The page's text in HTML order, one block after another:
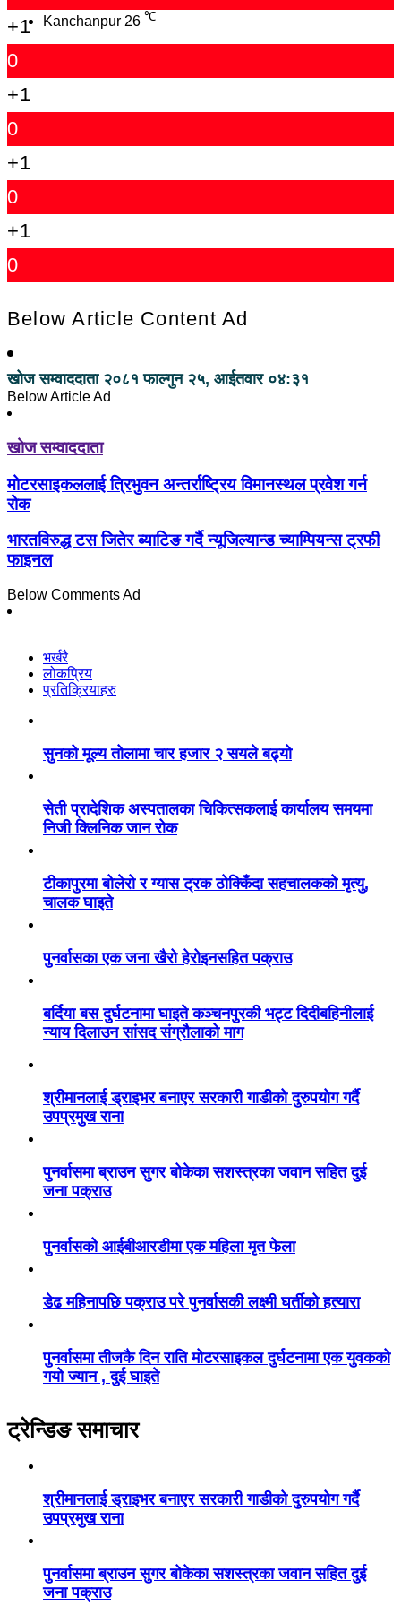
Kanchanpur 26 ℃
+1
0
+1
0
+1
0
+1
0
Below Article Content Ad
खोज सम्वाददाता २०८१ फाल्गुन २५, आईतवार ०४:३१
Below Article Ad
खोज सम्वाददाता
मोटरसाइकललाई त्रिभुवन अन्तर्राष्ट्रिय विमानस्थल प्रवेश गर्न
रोक
भारतविरुद्ध टस जितेर ब्याटिङ गर्दै न्यूजिल्यान्ड च्याम्पियन्स ट्रफी
फाइनल
Below Comments Ad
भर्खरै
लोकप्रिय
प्रतिक्रियाहरु
सुनको मूल्य तोलामा चार हजार २ सयले बढ्यो
सेती प्रादेशिक अस्पतालका चिकित्सकलाई कार्यालय समयमा
निजी क्लिनिक जान रोक
टीकापुरमा बोलेरो र ग्यास ट्रक ठोक्किँदा सहचालकको मृत्यु,
चालक घाइते
पुनर्वासका एक जना खैरो हेरोइनसहित पक्राउ
बर्दिया बस दुर्घटनामा घाइते कञ्चनपुरकी भट्ट दिदीबहिनीलाई
न्याय दिलाउन सांसद संग्रौलाको माग
श्रीमानलाई ड्राइभर बनाएर सरकारी गाडीको दुरुपयोग गर्दै
उपप्रमुख राना
पुनर्वासमा ब्राउन सुगर बोकेका सशस्त्रका जवान सहित दुई
जना पक्राउ
पुनर्वासको आईबीआरडीमा एक महिला मृत फेला
डेढ महिनापछि पक्राउ परे पुनर्वासकी लक्ष्मी घर्तीको हत्यारा
पुनर्वासमा तीजकै दिन राति मोटरसाइकल दुर्घटनामा एक युवकको
गयो ज्यान , दुई घाइते
ट्रेन्डिङ समाचार
श्रीमानलाई ड्राइभर बनाएर सरकारी गाडीको दुरुपयोग गर्दै
उपप्रमुख राना
पुनर्वासमा ब्राउन सुगर बोकेका सशस्त्रका जवान सहित दुई
जना पक्राउ